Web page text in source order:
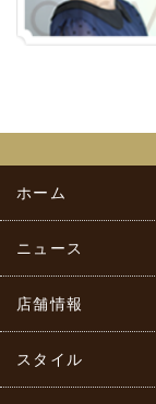
ホーム
ニュース
店舗情報
スタイル